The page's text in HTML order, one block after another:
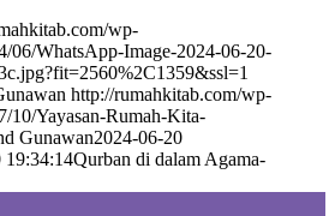
wp-
06/WhatsApp-Image-2024-06-20-
http://rumahkitab.com/wp-
10/Yayasan-Rumah-Kita-
Gunawan2024-06-20
19:34:14Qurban di dalam Agama-